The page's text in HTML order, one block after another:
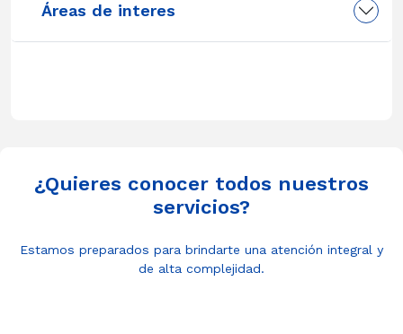
Áreas de interes
¿Quieres conocer todos nuestros
servicios?
Estamos preparados para brindarte una atención integral y
de alta complejidad.